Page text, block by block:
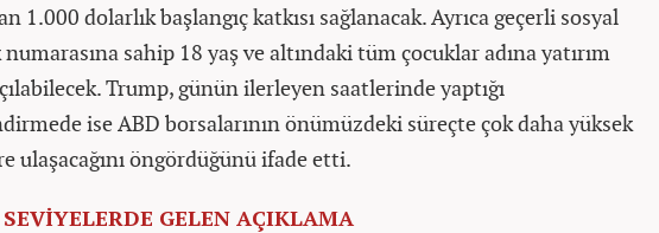
1.000 dolarlık başlangıç katkısı sağlanacak. Ayrıca geçerli sosyal
sahip 18 yaş ve altındaki tüm çocuklar adına yatırım
Trump, günün ilerleyen saatlerinde yaptığı
ise ABD borsalarının önümüzdeki süreçte çok daha yüksek
ulaşacağını öngördüğünü ifade etti.
GELEN AÇIKLAMA